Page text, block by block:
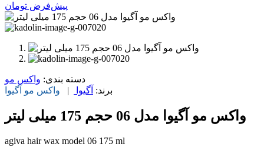
پیش‌فرض تومان
دسته بندی: واکس مو
برند: آگیوا | واکس مو آگیوا
واکس مو آگیوا مدل 06 حجم 175 میلی لیتر
agiva hair wax model 06 175 ml